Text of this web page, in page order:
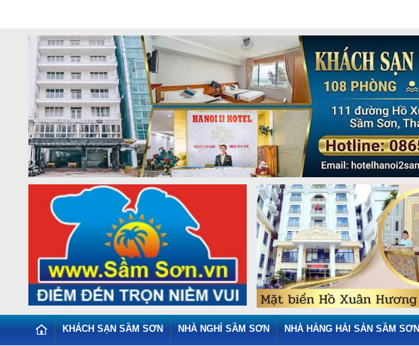
KHÁCH SẠN SẦM SƠN NHÀ NGHỈ SẦM SƠN NHÀ HÀNG HẢI SẢN SẦM SƠN